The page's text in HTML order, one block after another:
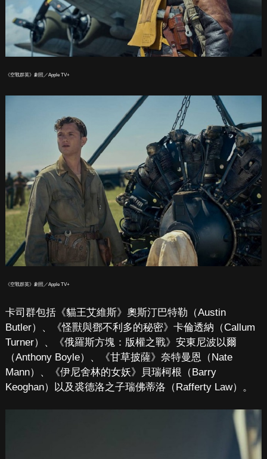
《空戰群英》劇照／Apple TV+
《空戰群英》劇照／Apple TV+
卡司群包括《貓王艾維斯》奧斯汀巴特勒（Austin
Butler）、《怪獸與鄧不利多的秘密》卡倫透納（Callum
Turner）、《俄羅斯方塊：版權之戰》安東尼波以爾
（Anthony Boyle）、《甘草披薩》奈特曼恩（Nate
Mann）、《伊尼舍林的女妖》貝瑞柯根（Barry
Keoghan）以及裘德洛之子瑞佛蒂洛（Rafferty Law）。